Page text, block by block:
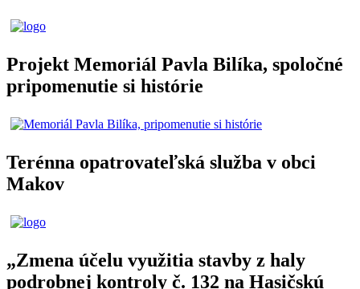
Projekt Memoriál Pavla Bilíka, spoločné
pripomenutie si histórie
Terénna opatrovateľská služba v obci
Makov
„Zmena účelu využitia stavby z haly
podrobnej kontroly č. 132 na Hasičskú